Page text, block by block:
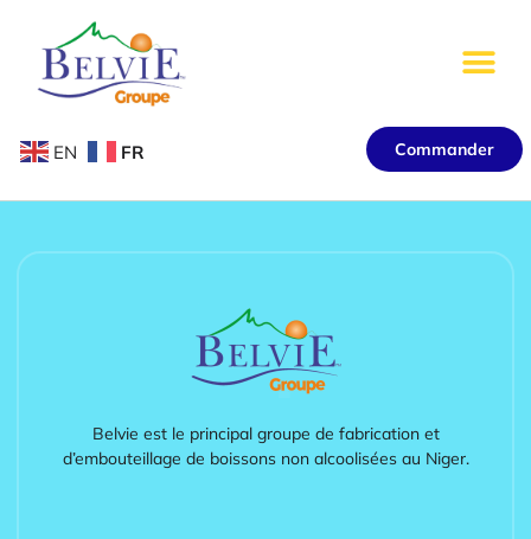
EN FR Commander
Belvie est le principal groupe de fabrication et
d’embouteillage de boissons non alcoolisées au Niger.